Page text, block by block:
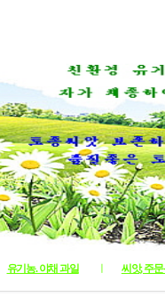
유기농. 야채 과일 씨앗, 주